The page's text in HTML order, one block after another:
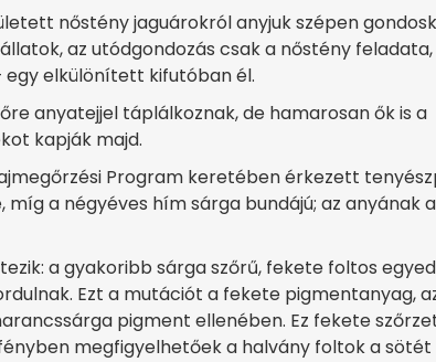
nőstény jaguárokról anyjuk szépen
az utódgondozás csak a nőstény
egy elkülönített kifutóban él.
anyatejjel táplálkoznak, de hamarosan ők is a
kapják majd.
Program keretében érkezett
a négyéves hím sárga bundájú; az anyának a
a gyakoribb sárga szőrű, fekete foltos
Ezt a mutációt a fekete pigmentanyag,
pigment ellenében. Ez fekete
megfigyelhetőek a halvány foltok a sötét